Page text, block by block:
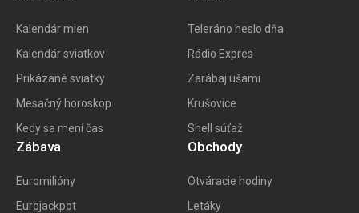
Kalendár mien
Kalendár sviatkov
Prikázané sviatky
Mesačný horoskop
Kedy sa mení čas
Teleráno heslo dňa
Rádio Expres
Zarábaj ušami
Krušovice
Shell súťaž
Zábava
Euromilióny
Eurojackpot
Obchody
Otváracie hodiny
Letáky